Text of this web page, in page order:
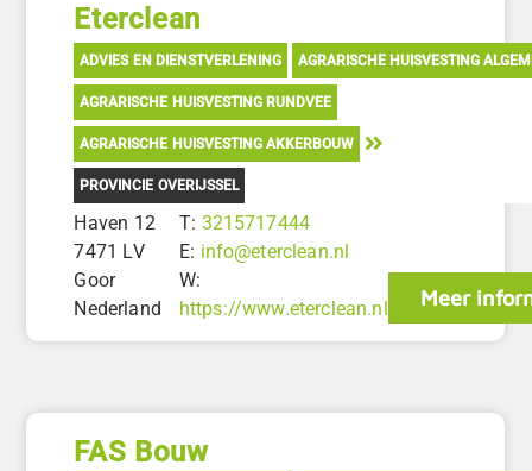
Eterclean
ADVIES EN DIENSTVERLENING AGRARISCHE HUISVESTING
AGRARISCHE HUISVESTING RUNDVEE
AGRARISCHE HUISVESTING AKKERBOUW
PROVINCIE OVERIJSSEL
Haven 12
7471 LV
Goor
Nederland
T: 3215717444
E: info@eterclean.nl
W:
https://www.eterclean.nl
Meer
FAS Bouw